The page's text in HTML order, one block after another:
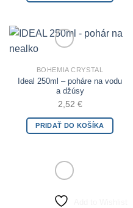
Add to Wishlist
BOHEMIA CRYSTAL
Ideal 250ml – poháre na vodu
a džúsy
2,52 €
PRIDAŤ DO KOŠÍKA